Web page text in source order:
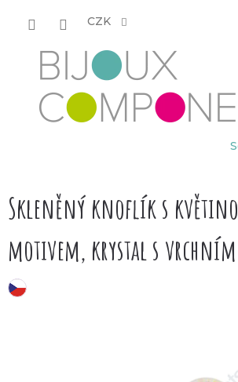
CZK
Skleněný knoflík s
motivem, krystal s vrchním